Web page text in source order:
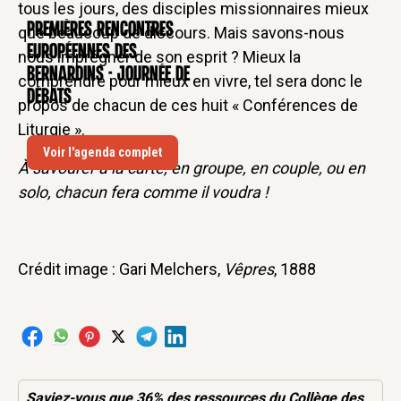
CONFÉRENCE
Premières rencontres
européennes des
Bernardins - Journée de
débats
Voir l'agenda complet
tous les jours, des disciples missionnaires mieux
que beaucoup de discours. Mais savons-nous
nous imprégner de son esprit ? Mieux la
comprendre pour mieux en vivre, tel sera donc le
propos de chacun de ces huit « Conférences de
Liturgie ».
À savourer à la carte, en groupe, en couple, ou en
solo, chacun fera comme il voudra !
Crédit image : Gari Melchers, Vêpres, 1888